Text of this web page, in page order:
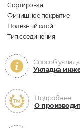
Сортировка
Финишное покрытие
Полезный слой
Тип соединения
Способ
Укладка
Подробнее
О